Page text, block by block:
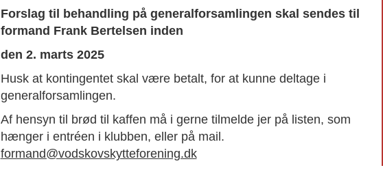
Forslag til behandling på generalforsamlingen skal sendes til
formand Frank Bertelsen inden
den 2. marts 2025
Husk at kontingentet skal være betalt, for at kunne deltage i
generalforsamlingen.
Af hensyn til brød til kaffen må i gerne tilmelde jer på listen, som
hænger i entréen i klubben, eller på mail.
formand@vodskovskytteforening.dk